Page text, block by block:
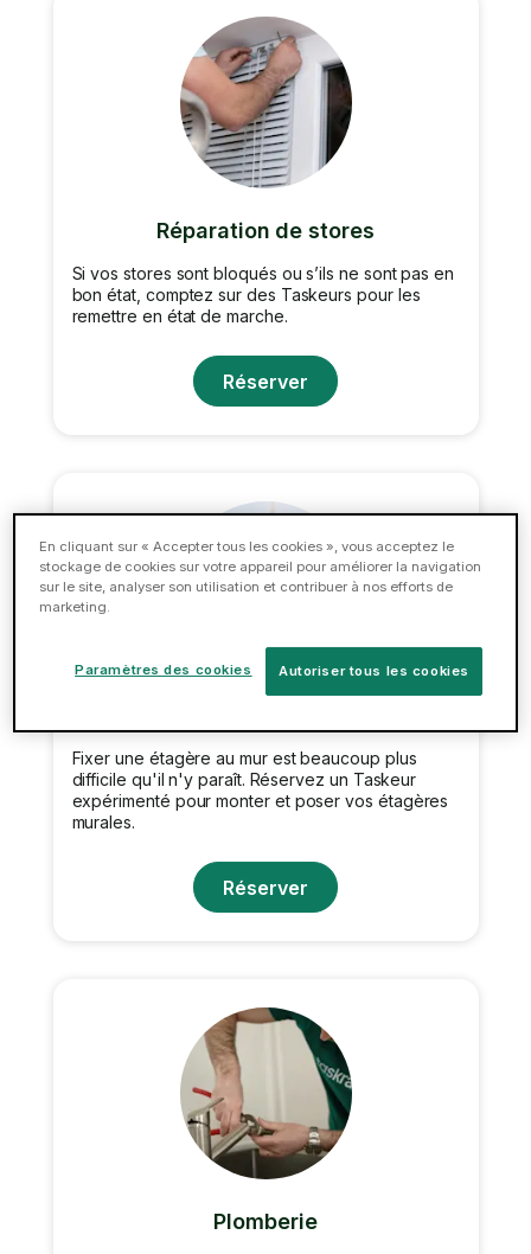
Réparation de stores
Si vos stores sont bloqués ou s’ils ne sont pas en
bon état, comptez sur des Taskeurs pour les
remettre en état de marche.
Réserver
Fixer une étagère au mur est beaucoup plus
difficile qu'il n'y paraît. Réservez un Taskeur
expérimenté pour monter et poser vos étagères
murales.
Réserver
Plomberie
En cliquant sur « Accepter tous les cookies », vous acceptez le
stockage de cookies sur votre appareil pour améliorer la navigation
sur le site, analyser son utilisation et contribuer à nos efforts de
marketing.
Autoriser tous les cookies
Paramètres des cookies